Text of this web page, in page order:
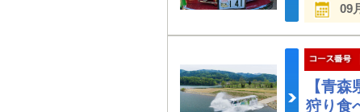
09
【青
狩り食